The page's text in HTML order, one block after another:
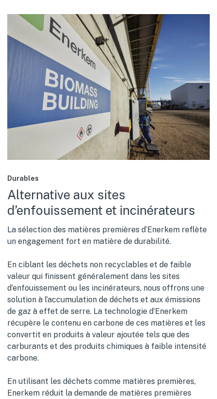
Durables
Alternative aux sites
d’enfouissement et incinérateurs
La sélection des matières premières d’Enerkem reflète
un engagement fort en matière de durabilité.
En ciblant les déchets non recyclables et de faible
valeur qui finissent généralement dans les sites
d’enfouissement ou les incinérateurs, nous offrons une
solution à l’accumulation de déchets et aux émissions
de gaz à effet de serre. La technologie d’Enerkem
récupère le contenu en carbone de ces matières et les
convertit en produits à valeur ajoutée tels que des
carburants et des produits chimiques à faible intensité
carbone.
En utilisant les déchets comme matières premières,
Enerkem réduit la demande de matières premières